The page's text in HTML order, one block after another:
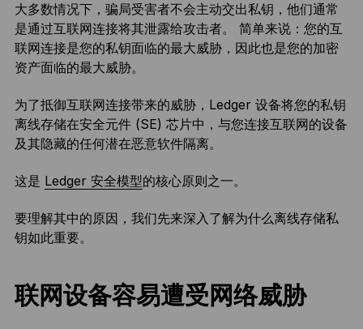
大多数情况下，骗局受害者不会主动交出私钥，他们通常
是通过互联网连接将其泄露给攻击者。 简单来说：您的互
联网连接是您的私钥面临的最大威胁，因此也是您的加密
资产面临的最大威胁。
为了抵御互联网连接带来的威胁，Ledger 设备将您的私钥
离线存储在安全元件 (SE) 芯片中，与您连接互联网的设备
及其隐藏的任何潜在恶意软件隔离。
这是 Ledger 安全模型的核心原则之一。
要理解其中的原因，我们先来深入了解为什么离线存储私
钥如此重要。
联网设备容易遭受网络威胁